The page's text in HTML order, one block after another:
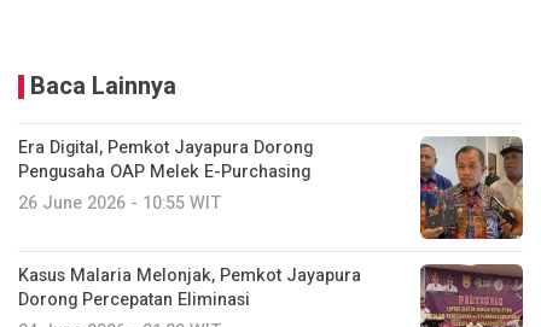
Baca Lainnya
Era Digital, Pemkot Jayapura Dorong
Pengusaha OAP Melek E-Purchasing
26 June 2026 - 10:55 WIT
Kasus Malaria Melonjak, Pemkot Jayapura
Dorong Percepatan Eliminasi